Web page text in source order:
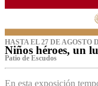
HASTA EL 27 DE AGOSTO
Niños héroes, un
Patio de Escudos
En esta exposición